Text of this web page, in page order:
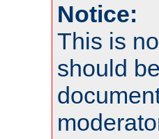
Notice:
This is
should